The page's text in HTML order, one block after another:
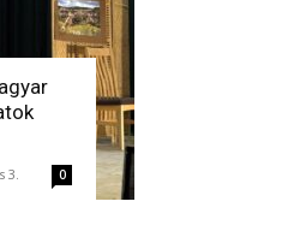
3. 0